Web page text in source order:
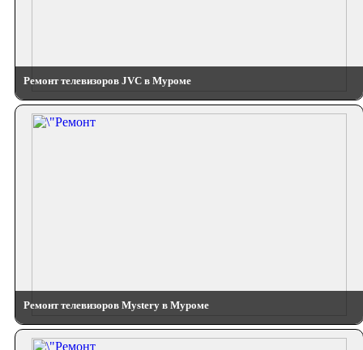
Ремонт телевизоров JVC в Муроме
Ремонт телевизоров Mystery в Муроме